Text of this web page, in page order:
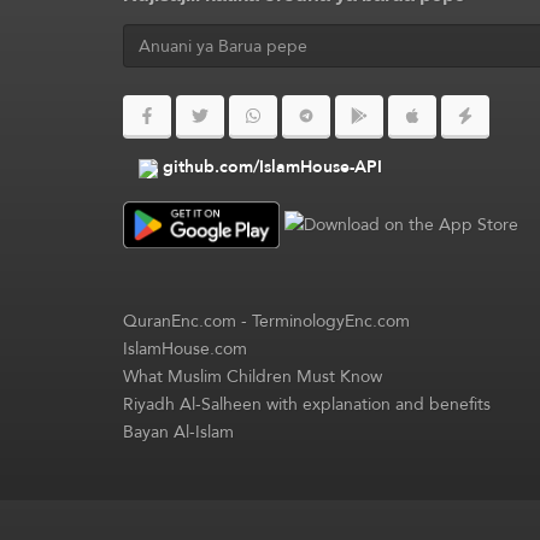
github.com/IslamHouse-API
QuranEnc.com-TerminologyEnc.com
IslamHouse.com
What Muslim Children Must Know
Riyadh Al-Salheen with explanation and benefits
Bayan Al-Islam